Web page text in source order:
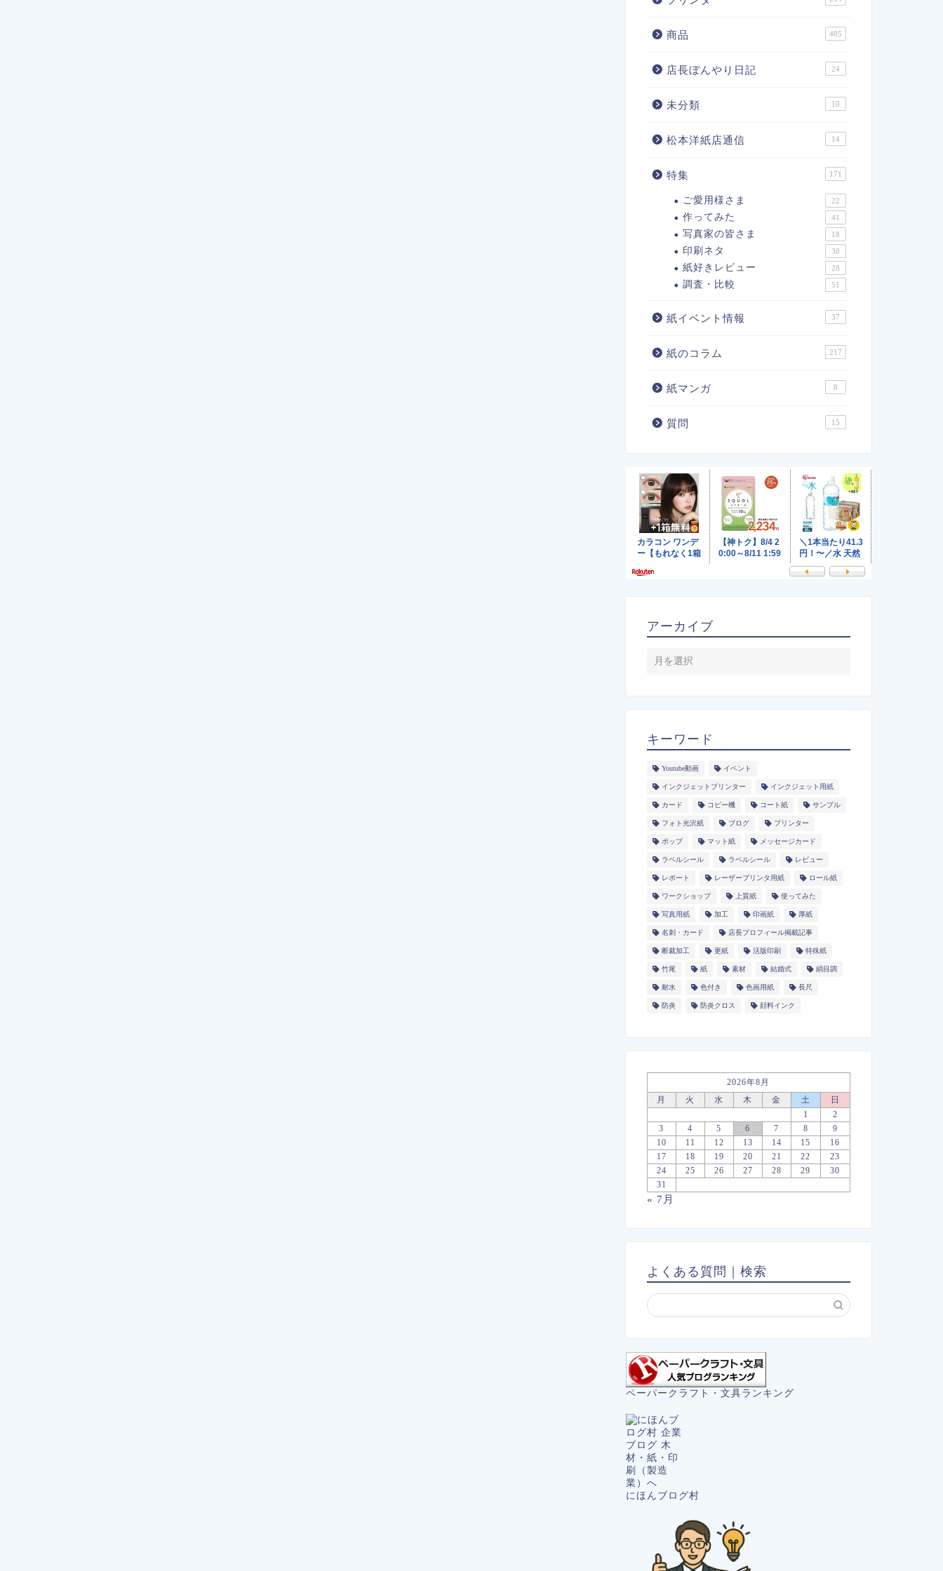
商品 405
店長ぼんやり日記 24
未分類 10
松本洋紙店通信 14
特集 171
ご愛用様さま 22
作ってみた 41
写真家の皆さま 18
印刷ネタ 30
紙好きレビュー 28
調査・比較 51
紙イベント情報 37
紙のコラム 217
紙マンガ 8
質問 15
アーカイブ
キーワード
Youtube動画 イベント
インクジェットプリンター インクジェット用紙
カード コピー機 コート紙 サンプル
フォト光沢紙 ブログ プリンター
ポップ マット紙 メッセージカード
ラベルシール ラベルシール レビュー
レポート レーザープリンタ用紙 ロール紙
ワークショップ 上質紙 使ってみた
写真用紙 加工 印画紙 厚紙
名刺・カード 店長プロフィール掲載記事
断裁加工 更紙 活版印刷 特殊紙
竹尾 紙 素材 結婚式 絹目調
耐水 色付き 色画用紙 長尺
防炎 防炎クロス 顔料インク
2026年8月
月
火 水 木 金 土
日
1
2
3
4 5 6 7 8
9
10
11 12 13 14 15
16
17
18 19 20 21 22
23
24
25 26 27 28 29
30
31
« 7月
よくある質問｜検索
ペーパークラフト・文具ランキング
にほんブログ村